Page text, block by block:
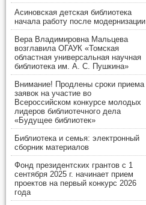
Асиновская детская библиотека
начала работу после модернизации
Вера Владимировна Мальцева
возглавила ОГАУК «Томская
областная универсальная научная
библиотека им. А. С. Пушкина»
Внимание! Продлены сроки приема
заявок на участие во
Всероссийском конкурсе молодых
лидеров библиотечного дела
«Будущее библиотек»
Библиотека и семья: электронный
сборник материалов
Фонд президентских грантов с 1
сентября 2025 г. начинает прием
проектов на первый конкурс 2026
года